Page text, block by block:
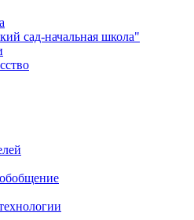
сад-начальная школа"